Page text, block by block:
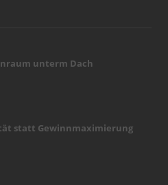
unterm Dach
statt Gewinnmaximierung